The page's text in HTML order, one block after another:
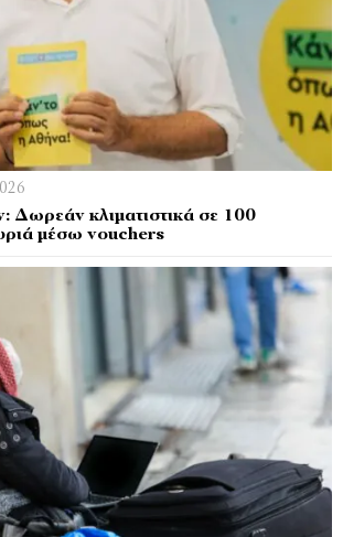
Δωρεάν κλιματιστικά σε 100
μέσω vouchers